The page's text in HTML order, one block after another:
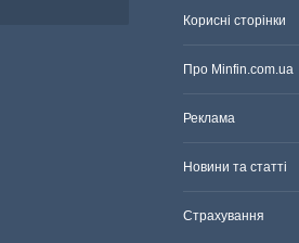
Корисні сторінки
Про Minfin.com.ua
Реклама
Новини та статті
Страхування